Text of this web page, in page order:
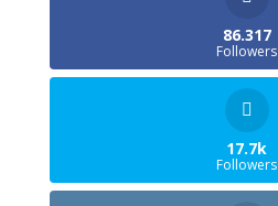
86.317
Followers
17.7k
Followers